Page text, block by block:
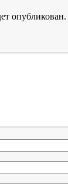
опубликован.